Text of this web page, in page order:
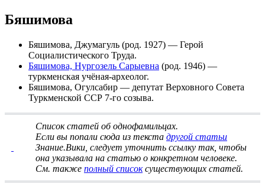
Бяшимова
Бяшимова, Джумагуль (род. 1927) — Герой
Социалистического Труда.
Бяшимова, Нургозель Сарыевна (род. 1946) —
туркменская учёная-археолог.
Бяшимова, Огулсабир — депутат Верховного Совета
Туркменской ССР 7-го созыва.
Список статей об однофамильцах.
Если вы попали сюда из текста другой статьи
Знание.Вики, следует уточнить ссылку так, чтобы
она указывала на статью о конкретном человеке.
См. также полный списоксуществующих статей.